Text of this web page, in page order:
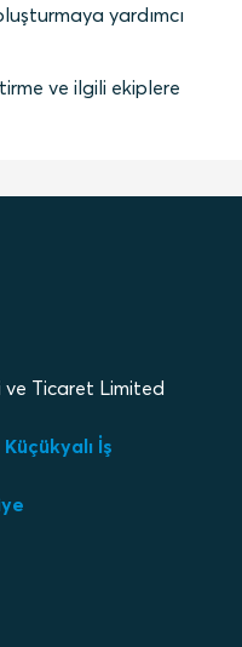
yardımcı
ve ilgili ekiplere
ve Ticaret Limited
İş